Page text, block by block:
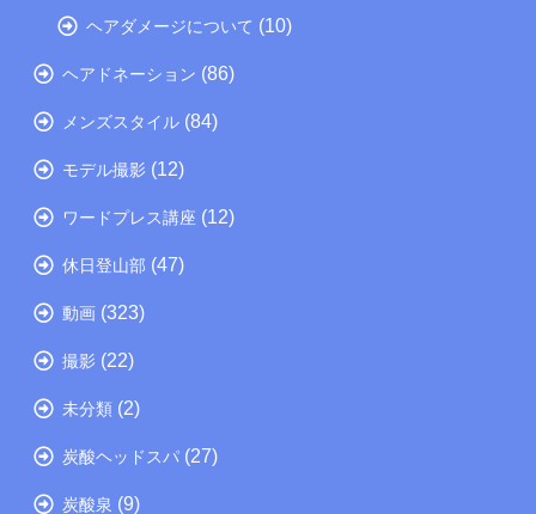
ヘアダメージについて (10)
ヘアドネーション (86)
メンズスタイル (84)
モデル撮影 (12)
ワードプレス講座 (12)
休日登山部 (47)
動画 (323)
撮影 (22)
未分類 (2)
炭酸ヘッドスパ (27)
炭酸泉 (9)